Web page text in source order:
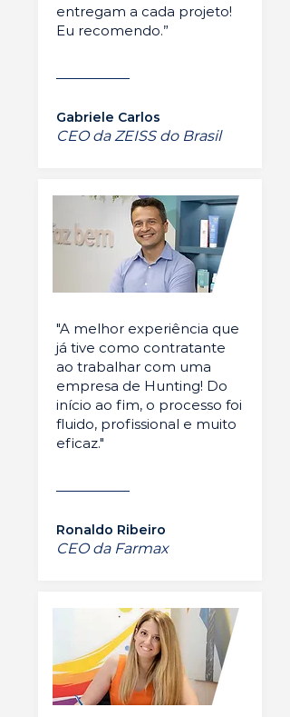
entregam a cada projeto!
Eu recomendo.”
Gabriele Carlos
CEO da ZEISS do Brasil
"A melhor experiência que
já tive como contratante
ao trabalhar com uma
empresa de Hunting! Do
início ao fim, o processo foi
fluido, profissional e muito
eficaz."
Ronaldo Ribeiro
CEO da Farmax